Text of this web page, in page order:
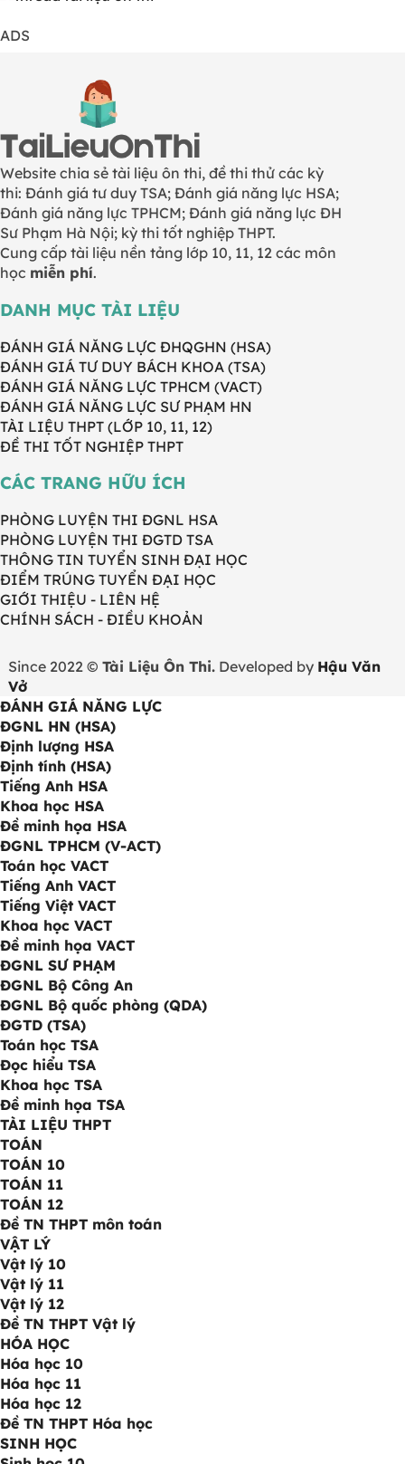
ADS
Website chia sẻ tài liệu ôn thi, đề thi thử các kỳ
thi: Đánh giá tư duy TSA; Đánh giá năng lực HSA;
Đánh giá năng lực TPHCM; Đánh giá năng lực ĐH
Sư Phạm Hà Nội; kỳ thi tốt nghiệp THPT.
Cung cấp tài liệu nền tảng lớp 10, 11, 12 các môn
học miễn phí.
DANH MỤC TÀI LIỆU
ĐÁNH GIÁ NĂNG LỰC ĐHQGHN (HSA)
ĐÁNH GIÁ TƯ DUY BÁCH KHOA (TSA)
ĐÁNH GIÁ NĂNG LỰC TPHCM (VACT)
ĐÁNH GIÁ NĂNG LỰC SƯ PHẠM HN
TÀI LIỆU THPT (LỚP 10, 11, 12)
ĐỀ THI TỐT NGHIỆP THPT
CÁC TRANG HỮU ÍCH
PHÒNG LUYỆN THI ĐGNL HSA
PHÒNG LUYỆN THI ĐGTD TSA
THÔNG TIN TUYỂN SINH ĐẠI HỌC
ĐIỂM TRÚNG TUYỂN ĐẠI HỌC
GIỚI THIỆU - LIÊN HỆ
CHÍNH SÁCH - ĐIỀU KHOẢN
Since 2022 © Tài Liệu Ôn Thi.Developed by Hậu Văn
Vở
ĐÁNH GIÁ NĂNG LỰC
ĐGNL HN (HSA)
Định lượng HSA
Định tính (HSA)
Tiếng Anh HSA
Khoa học HSA
Đề minh họa HSA
ĐGNL TPHCM (V-ACT)
Toán học VACT
Tiếng Anh VACT
Tiếng Việt VACT
Khoa học VACT
Đề minh họa VACT
ĐGNL SƯ PHẠM
ĐGNL Bộ Công An
ĐGNL Bộ quốc phòng (QDA)
ĐGTD (TSA)
Toán học TSA
Đọc hiểu TSA
Khoa học TSA
Đề minh họa TSA
TÀI LIỆU THPT
TOÁN
TOÁN 10
TOÁN 11
TOÁN 12
Đề TN THPT môn toán
VẬT LÝ
Vật lý 10
Vật lý 11
Vật lý 12
Đề TN THPT Vật lý
HÓA HỌC
Hóa học 10
Hóa học 11
Hóa học 12
Đề TN THPT Hóa học
SINH HỌC